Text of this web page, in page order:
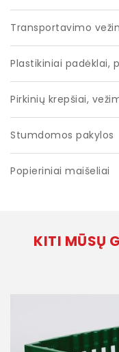
Transportavimo
Plastikiniai padėklai,
Pirkinių krepšiai,
Stumdomos pakylos
Popieriniai maišeliai
KITI MŪSŲ